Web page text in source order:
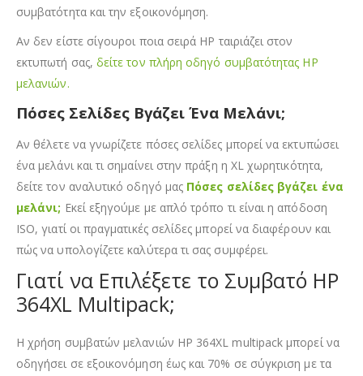
συμβατότητα και την εξοικονόμηση.
Αν δεν είστε σίγουροι ποια σειρά HP ταιριάζει στον
εκτυπωτή σας, δείτε τον πλήρη οδηγό συμβατότητας HP
μελανιών.
Πόσες Σελίδες Βγάζει Ένα Μελάνι;
Αν θέλετε να γνωρίζετε πόσες σελίδες μπορεί να εκτυπώσει
ένα μελάνι και τι σημαίνει στην πράξη η XL χωρητικότητα,
δείτε τον αναλυτικό οδηγό μας Πόσες σελίδες βγάζει ένα
μελάνι; Εκεί εξηγούμε με απλό τρόπο τι είναι η απόδοση
ISO, γιατί οι πραγματικές σελίδες μπορεί να διαφέρουν και
πώς να υπολογίζετε καλύτερα τι σας συμφέρει.
Γιατί να Επιλέξετε το Συμβατό HP
364XL Multipack;
Η χρήση συμβατών μελανιών HP 364XL multipack μπορεί να
οδηγήσει σε εξοικονόμηση έως και 70% σε σύγκριση με τα